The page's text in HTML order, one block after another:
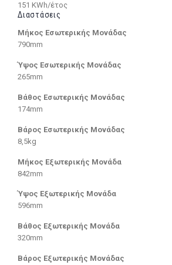
151 KWh/έτος
Διαστάσεις
Μήκος Εσωτερικής Μονάδας
790mm
Ύψος Εσωτερικής Μονάδας
265mm
Βάθος Εσωτερικής Μονάδας
174mm
Βάρος Εσωτερικής Μονάδας
8,5kg
Μήκος Εξωτερικής Μονάδα
842mm
Ύψος Εξωτερικής Μονάδα
596mm
Βάθος Εξωτερικής Μονάδα
320mm
Βάρος Εξωτερικής Μονάδας